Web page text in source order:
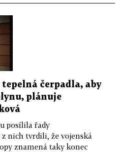
čerpadla, aby
plánuje
posílila řady
nich tvrdili, že vojenská
znamená taky konec